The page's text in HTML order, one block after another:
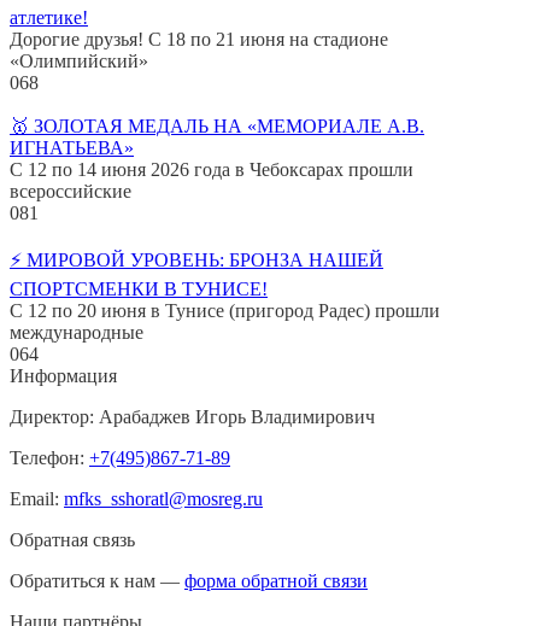
атлетике!
Дорогие друзья! С 18 по 21 июня на стадионе
«Олимпийский»
068
🥇 ЗОЛОТАЯ МЕДАЛЬ НА «МЕМОРИАЛЕ А.В.
ИГНАТЬЕВА»
С 12 по 14 июня 2026 года в Чебоксарах прошли
всероссийские
081
⚡️ МИРОВОЙ УРОВЕНЬ: БРОНЗА НАШЕЙ
СПОРТСМЕНКИ В ТУНИСЕ!
С 12 по 20 июня в Тунисе (пригород Радес) прошли
международные
064
Информация
Директор: Арабаджев Игорь Владимирович
Телефон: +7(495)867-71-89
Email: mfks_sshoratl@mosreg.ru
Обратная связь
Обратиться к нам — форма обратной связи
Наши партнёры